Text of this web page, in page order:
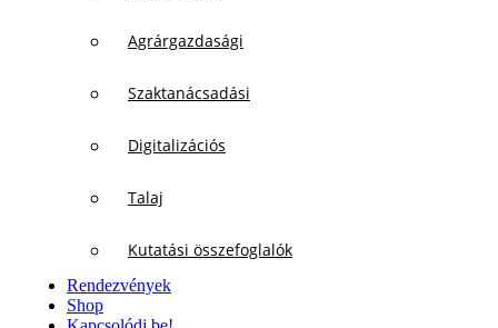
Agrárgazdasági
Szaktanácsadási
Digitalizációs
Talaj
Kutatási összefoglalók
Rendezvények
Shop